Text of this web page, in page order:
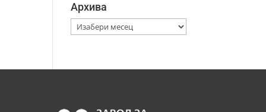
Архива
Архива